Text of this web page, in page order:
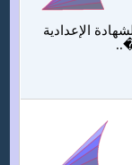
الإعدادية